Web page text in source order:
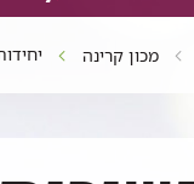
מכון קרינה